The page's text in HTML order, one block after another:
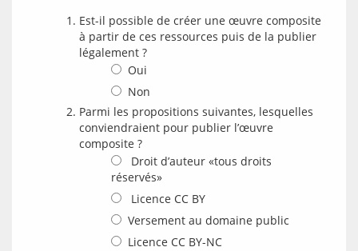
Est-il possible de créer une œuvre composite
à partir de ces ressources puis de la publier
légalement ?
Oui
Non
Parmi les propositions suivantes, lesquelles
conviendraient pour publier l’œuvre
composite ?
Droit d’auteur «tous droits
réservés»
Licence CC BY
Versement au domaine public
Licence CC BY-NC